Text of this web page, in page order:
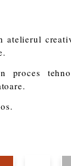
atelierul